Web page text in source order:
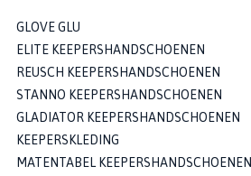
GLOVE GLU
ELITE KEEPERSHANDSCHOENEN
REUSCH KEEPERSHANDSCHOENEN
STANNO KEEPERSHANDSCHOENEN
GLADIATOR KEEPERSHANDSCHOENEN
KEEPERSKLEDING
MATENTABEL KEEPERSHANDSCHOENEN